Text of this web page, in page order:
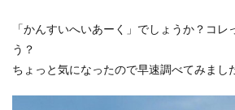
「かんすいへいあーく」でしょうか？コレ
う？
ちょっと気になったので早速調べてみまし